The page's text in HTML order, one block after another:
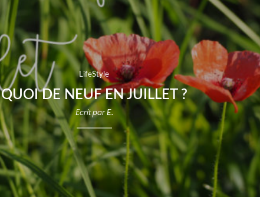
LifeStyle
QUOI DE NEUF EN JUILLET ?
Ecrit parE.